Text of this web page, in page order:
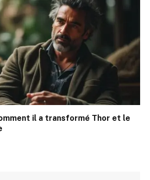
il a transformé Thor et le